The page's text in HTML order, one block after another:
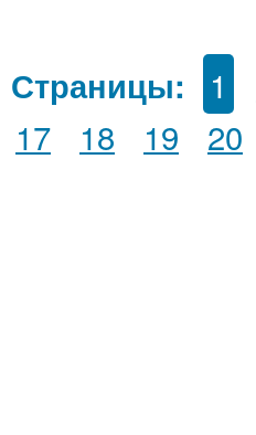
Страницы: 1
17
18 19 20